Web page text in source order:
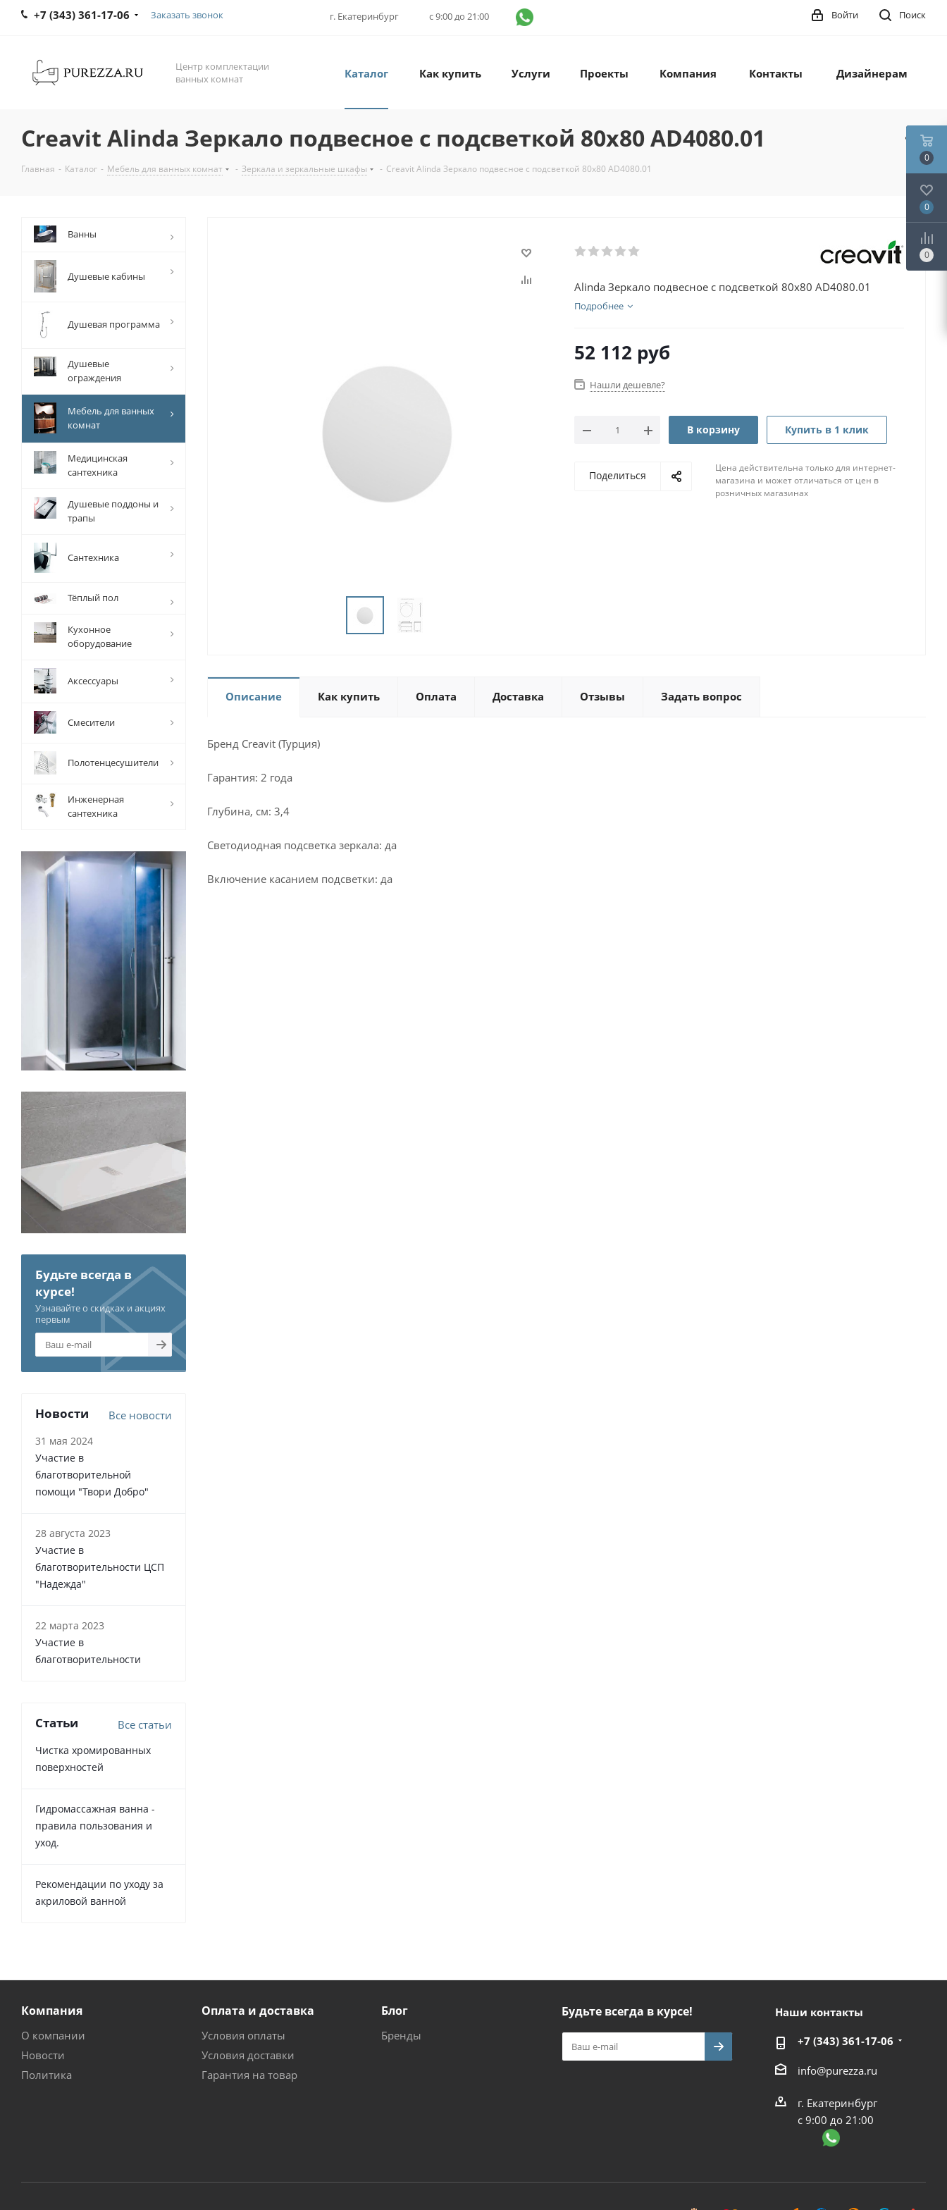
+7 (343) 361-17-06 Заказать звонок г. Екатеринбург с 9:00 до 21:00 Поиск
Войти
Центр комплектации
ванных комнат
Каталог Как купить Услуги Проекты Компания Контакты Дизайнерам
Creavit Alinda Зеркало подвесное с подсветкой 80х80 AD4080.01
Главная - Каталог - Мебель для ванных комнат - Зеркала и зеркальные шкафы - Creavit Alinda Зеркало подвесное с подсветкой 80х80 AD4080.01
Alinda Зеркало подвесное с подсветкой 80х80 AD4080.01
Подробнее
52 112 руб
Нашли дешевле?
В корзину Купить в 1 клик
Поделиться
Цена действительна только для интернет-
магазина и может отличаться от цен в
розничных магазинах
Описание Как купить Оплата Доставка Отзывы Задать вопрос
Бренд Creavit (Турция)
Гарантия: 2 года
Глубина, см: 3,4
Светодиодная подсветка зеркала: да
Включение касанием подсветки: да
Ванны
Душевые кабины
Душевая программа
Душевые
ограждения
Мебель для ванных
комнат
Медицинская
сантехника
Душевые поддоны и
трапы
Сантехника
Тёплый пол
Кухонное
оборудование
Аксессуары
Смесители
Полотенцесушители
Инженерная
сантехника
Будьте всегда в
курсе!
Узнавайте о скидках и акциях
первым
Новости Все новости
31 мая 2024
Участие в
благотворительной
помощи "Твори Добро"
28 августа 2023
Участие в
благотворительности ЦСП
"Надежда"
22 марта 2023
Участие в
благотворительности
Статьи Все статьи
Чистка хромированных
поверхностей
Гидромассажная ванна -
правила пользования и
уход.
Рекомендации по уходу за
акриловой ванной
Компания
О компании
Новости
Политика
Оплата и доставка
Условия оплаты
Условия доставки
Гарантия на товар
Блог
Бренды
Будьте всегда в курсе! Наши контакты
+7 (343) 361-17-06
info@purezza.ru
г. Екатеринбург
с 9:00 до 21:00
0
0
0